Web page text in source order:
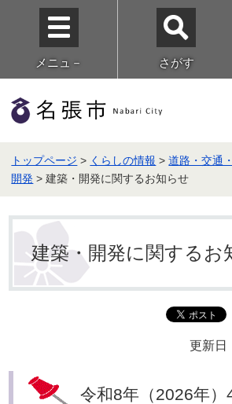
メニュ－ さがす
トップページ > くらしの情報 >道路・交通
開発 > 建築・開発に関するお知らせ
建築・開発に関するお
更新日
令和8年（2026年）